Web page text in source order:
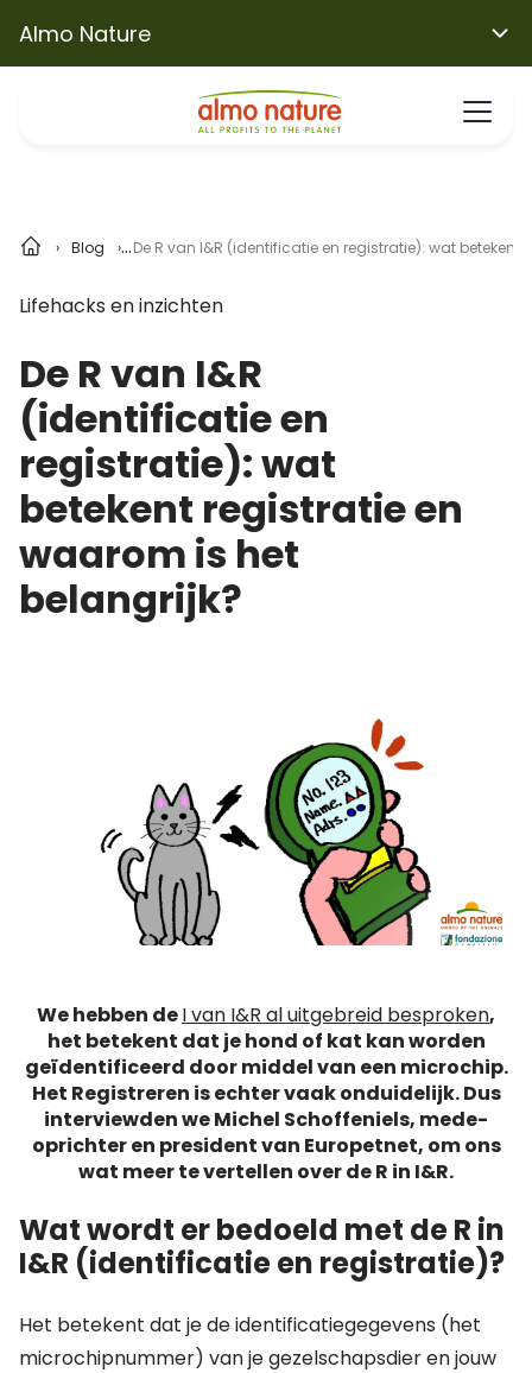
Almo Nature
Blog De R van I&R (identificatie en registratie): wat
Lifehacks en inzichten
De R van I&R
(identificatie en
registratie): wat
betekent registratie en
waarom is het
belangrijk?
We hebben deI van I&R al uitgebreid besproken,
het betekent dat je hond of kat kan worden
geïdentificeerd door middel van een microchip.
Het Registreren is echter vaak onduidelijk. Dus
interviewden we Michel Schoffeniels, mede-
oprichter en president van Europetnet, om ons
wat meer te vertellen over de R in I&R.
Wat wordt er bedoeld met de R in
I&R (identificatie en registratie)?
Het betekent dat je de identificatiegegevens (het
microchipnummer) van je gezelschapsdier en jouw